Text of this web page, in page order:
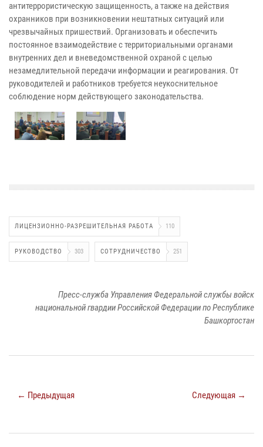
антитеррористическую защищенность, а также на действия
охранников при возникновении нештатных ситуаций или
чрезвычайных пришествий. Организовать и обеспечить
постоянное взаимодействие с территориальными органами
внутренних дел и вневедомственной охраной с целью
незамедлительной передачи информации и реагирования. От
руководителей и работников требуется неукоснительное
соблюдение норм действующего законодательства.
ЛИЦЕНЗИОННО-РАЗРЕШИТЕЛЬНАЯ РАБОТА 110
РУКОВОДСТВО 303 СОТРУДНИЧЕСТВО 251
Пресс-служба Управления Федеральной службы войск
национальной гвардии Российской Федерации по Республике
Башкортостан
← Предыдущая Следующая →